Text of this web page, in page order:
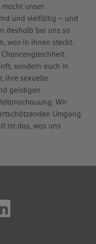
unser
und vielfältig – und
deshalb bei uns so
was in ihnen steckt.
sondern auch in
ihre sexuelle
geistigen
Wir
Umgang
ist das, was uns